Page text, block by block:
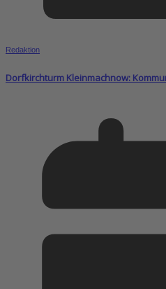
Redaktion
Dorfkirchturm Kleinmachnow: